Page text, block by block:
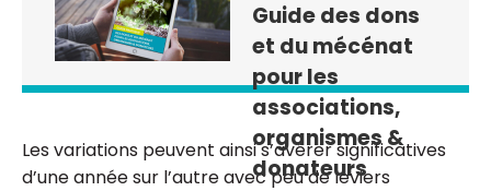
Guide des dons
et du mécénat
pour les
associations,
organismes &
donateurs
Les variations peuvent ainsi s’avérer significatives
d’une année sur l’autre avec peu de leviers